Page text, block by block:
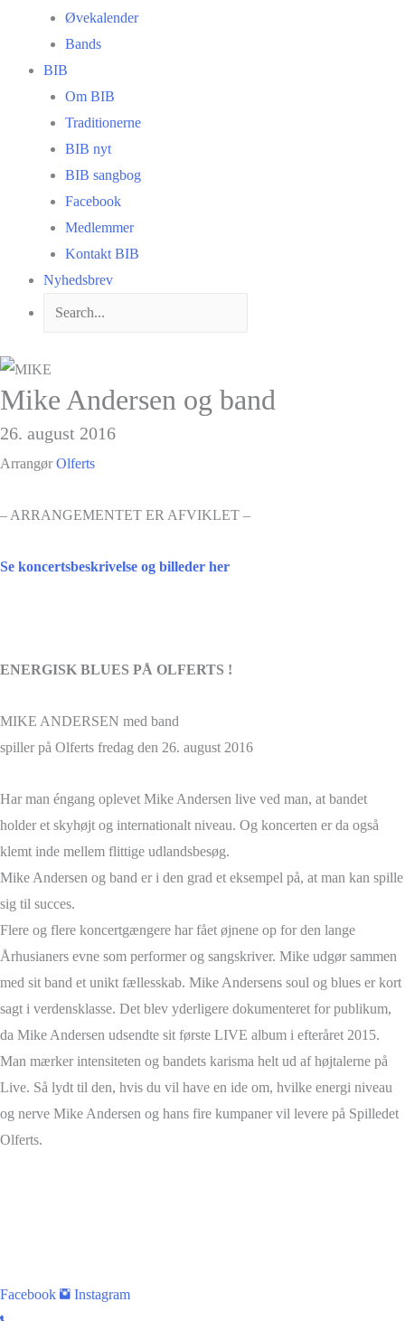
Øvekalender
Bands
BIB
Om BIB
Traditionerne
BIB nyt
BIB sangbog
Facebook
Medlemmer
Kontakt BIB
Nyhedsbrev
Mike Andersen og band
26. august 2016
Arrangør Olferts
– ARRANGEMENTET ER AFVIKLET –
Se koncertsbeskrivelse og billeder her
ENERGISK BLUES PÅ OLFERTS !
MIKE ANDERSEN med band
spiller på Olferts fredag den 26. august 2016
Har man éngang oplevet Mike Andersen live ved man, at bandet
holder et skyhøjt og internationalt niveau. Og koncerten er da også
klemt inde mellem flittige udlandsbesøg.
Mike Andersen og band er i den grad et eksempel på, at man kan spille
sig til succes.
Flere og flere koncertgængere har fået øjnene op for den lange
Århusianers evne som performer og sangskriver. Mike udgør sammen
med sit band et unikt fællesskab. Mike Andersens soul og blues er kort
sagt i verdensklasse. Det blev yderligere dokumenteret for publikum,
da Mike Andersen udsendte sit første LIVE album i efteråret 2015.
Man mærker intensiteten og bandets karisma helt ud af højtalerne på
Live. Så lydt til den, hvis du vil have en ide om, hvilke energi niveau
og nerve Mike Andersen og hans fire kumpaner vil levere på Spilledet
Olferts.
Facebook Instagram